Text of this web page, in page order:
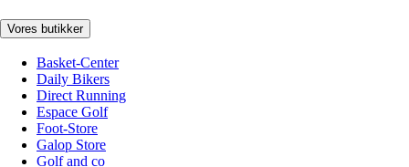
Vores butikker
Basket-Center
Daily Bikers
Direct Running
Espace Golf
Foot-Store
Galop Store
Golf and co